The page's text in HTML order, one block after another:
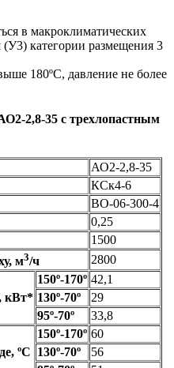
в макроклиматических
категории размещения 3
180ºС, давление не более
2,8-35 с трехлопастным
АО2-2,8-35
КСк4-6
ВО-06-300-4
0,25
1500
м3/ч 2800
кВт*
150º-170º 42,1
130º-70º
29
95º-70º
33,8
ºС
150º-170º 60
130º-70º
56